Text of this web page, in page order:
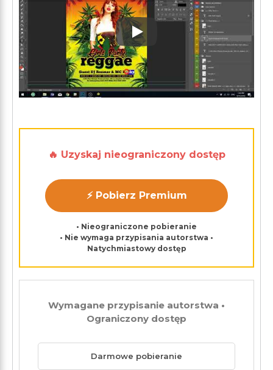
Play: Keynote (Google I/O
🔥 Uzyskaj nieograniczony dostęp
⚡ Pobierz Premium
• Nieograniczone pobieranie
• Nie wymaga przypisania autorstwa •
Natychmiastowy dostęp
Wymagane przypisanie autorstwa •
Ograniczony dostęp
Darmowe pobieranie